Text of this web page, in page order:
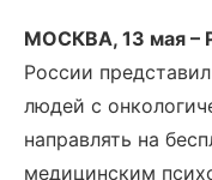
МОСКВА, 13 мая –
России
людей с
направлять на
медицинским